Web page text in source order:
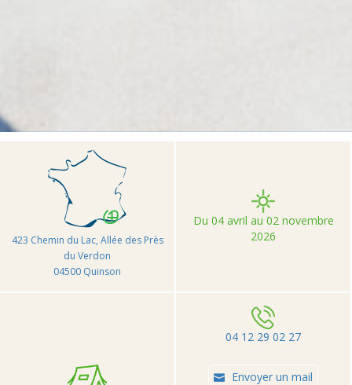
423 Chemin du Lac, Allée des Près
du Verdon
04500 Quinson
Du 04 avril au 02 novembre
2026
04 12 29 02 27
Envoyer un mail